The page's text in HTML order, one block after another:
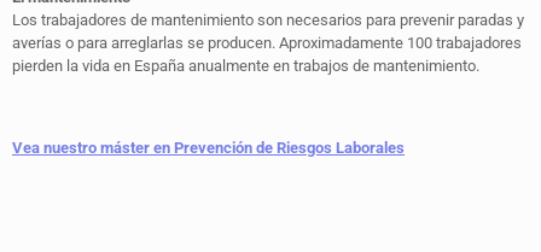
Los trabajadores de mantenimiento son necesarios para prevenir paradas y
averías o para arreglarlas se producen. Aproximadamente 100 trabajadores
pierden la vida en España anualmente en trabajos de mantenimiento.
Vea nuestro máster en Prevención de Riesgos Laborales